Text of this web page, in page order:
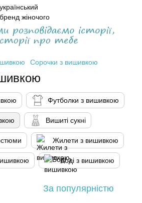
Сорочки з вишивкою
Футболки з вишивкою
Вишиті сукні
Жилети з вишивкою
Боді з вишивкою
За популярністю